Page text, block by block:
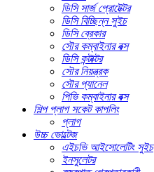
ডিসি সার্জ প্রোটেক্টর
ডিসি বিচ্ছিন্ন সুইচ
ডিসি ব্রেকার
সৌর কম্বাইনার বক্স
ডিসি কন্টাক্টর
সৌর নিয়ন্ত্রক
সৌর প্যানেল
পিভি কম্বাইনার বক্স
শিল্প প্লাগ সকেট কাপলিং
প্লাগ
উচ্চ ভোল্টেজ
এইচভি আইসোলেটিং সুইচ
ইনসুলেটর